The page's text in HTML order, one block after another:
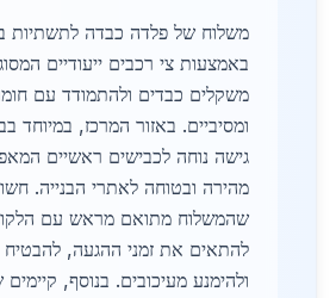
משלוח של פלדה כבדה לתשתיות
באמצעות צי רכבים ייעודיים
משקלים כבדים ולהתמודד עם
ומסיביים. באזור המרכז, במיוחד
גישה נוחה לכבישים ראשיים
מהירה ובטוחה לאתרי הבנייה.
שהמשלוח מתואם מראש עם
להתאים את זמני ההגעה,
ולהימנע מעיכובים. בנוסף,